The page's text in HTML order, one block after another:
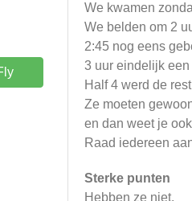
We kwamen
We belden om 2
2:45 nog eens
3 uur eindelijk
Half 4 werd de
Ze moeten
en dan weet je
Raad iedereen
Sterke punten
Hebben ze niet.